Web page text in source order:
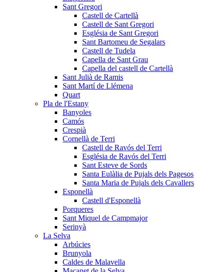
Sant Gregori
Castell de Cartellà
Castell de Sant Gregori
Església de Sant Gregori
Sant Bartomeu de Segalars
Castell de Tudela
Capella de Sant Grau
Capella del castell de Cartellà
Sant Julià de Ramis
Sant Martí de Llémena
Quart
Pla de l'Estany
Banyoles
Camós
Crespià
Cornellà de Terri
Castell de Ravós del Terri
Església de Ravós del Terri
Sant Esteve de Sords
Santa Eulàlia de Pujals dels Pagesos
Santa Maria de Pujals dels Cavallers
Esponellà
Castell d'Esponellà
Porqueres
Sant Miquel de Campmajor
Serinyà
La Selva
Arbúcies
Brunyola
Caldes de Malavella